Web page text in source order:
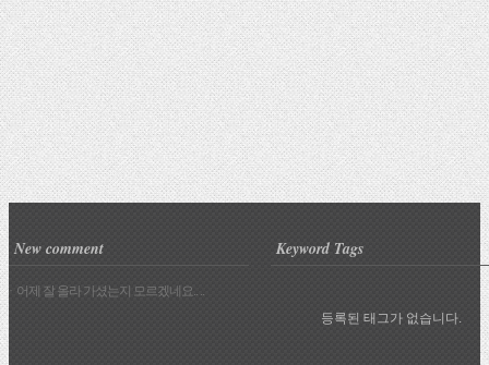
New comment
· 어제 잘 올라 가셨는지 모르겠네요.. ..
Keyword Tags
등록된 태그가 없습니다.